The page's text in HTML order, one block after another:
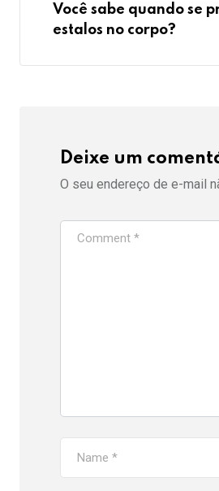
Você sabe quando se
estalos no corpo?
Deixe um
O seu endereço de e-mail